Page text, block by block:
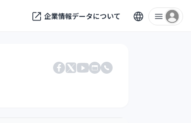
企業情報データについて
Facebook
X YouTube
公式サイト
電話番号